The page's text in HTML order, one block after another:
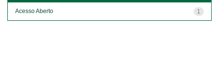
1
Acesso Aberto